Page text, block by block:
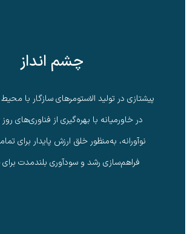
چشم انداز
در خاورمیانه با بهره‌گیری از فناوری‌های
نوآورانه، به‌منظور خلق ارزش پایدار برای
فراهم‌سازی رشد و سودآوری بلندمدت برای